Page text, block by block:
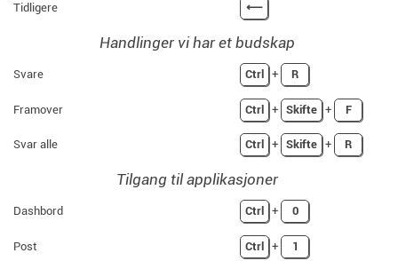
Tidligere ⟵
Handlinger vi har et budskap
Svare Ctrl + R
Framover Ctrl + Skifte + F
Svar alle Ctrl + Skifte + R
Tilgang til applikasjoner
Dashbord Ctrl + 0
Post Ctrl + 1